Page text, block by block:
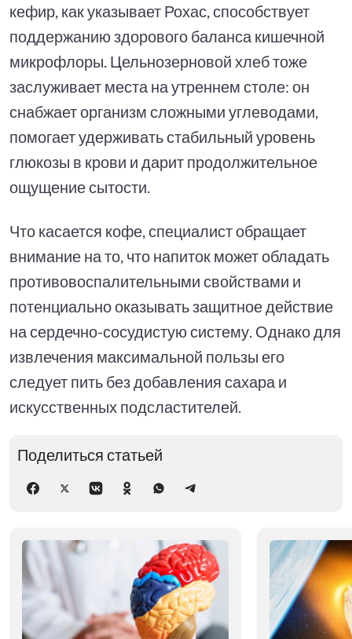
кефир, как указывает Рохас, способствует
поддержанию здорового баланса кишечной
микрофлоры. Цельнозерновой хлеб тоже
заслуживает места на утреннем столе: он
снабжает организм сложными углеводами,
помогает удерживать стабильный уровень
глюкозы в крови и дарит продолжительное
ощущение сытости.
Что касается кофе, специалист обращает
внимание на то, что напиток может обладать
противовоспалительными свойствами и
потенциально оказывать защитное действие
на сердечно-сосудистую систему. Однако для
извлечения максимальной пользы его
следует пить без добавления сахара и
искусственных подсластителей.
Поделиться статьей